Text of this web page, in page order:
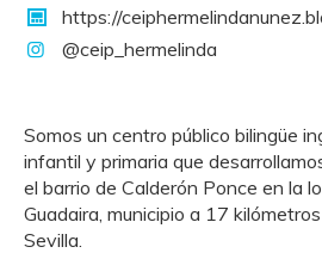
https://
@ceip_hermelinda
Somos un centro público bilingüe
infantil y primaria que
el barrio de Calderón Ponce en la
Guadaira, municipio a 17
Sevilla.